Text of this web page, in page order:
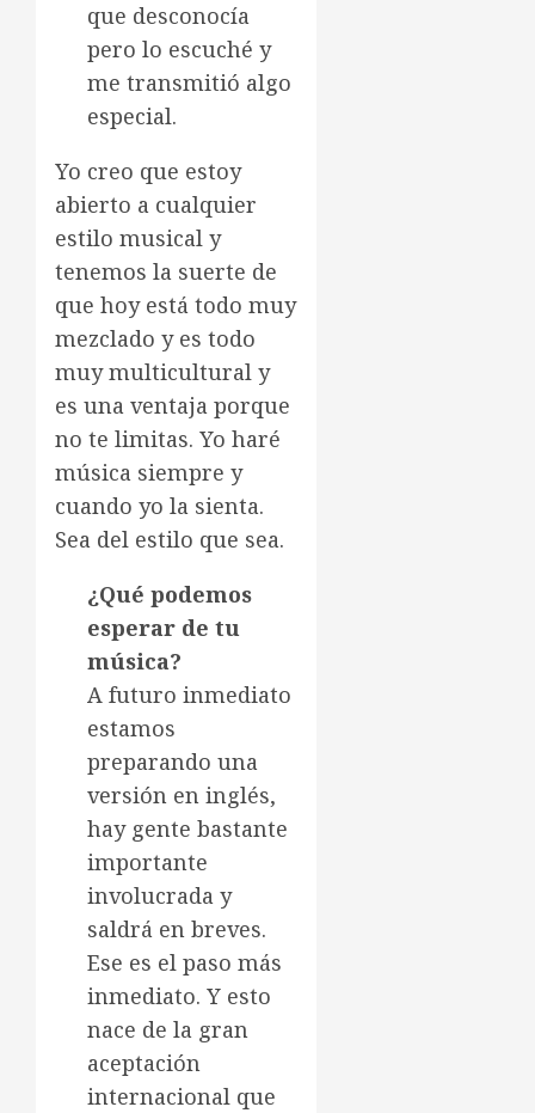
que desconocía
pero lo escuché y
me transmitió algo
especial.
Yo creo que estoy
abierto a cualquier
estilo musical y
tenemos la suerte de
que hoy está todo muy
mezclado y es todo
muy multicultural y
es una ventaja porque
no te limitas. Yo haré
música siempre y
cuando yo la sienta.
Sea del estilo que sea.
¿Qué podemos
esperar de tu
música?
A futuro inmediato
estamos
preparando una
versión en inglés,
hay gente bastante
importante
involucrada y
saldrá en breves.
Ese es el paso más
inmediato. Y esto
nace de la gran
aceptación
internacional que